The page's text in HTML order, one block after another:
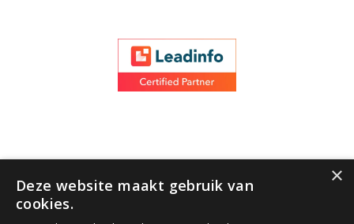
×
Deze website maakt gebruik van
cookies.